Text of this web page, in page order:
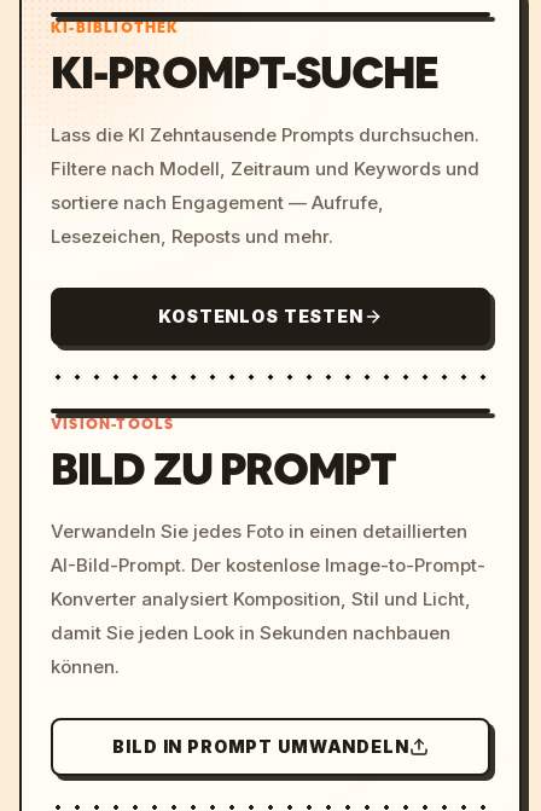
KI-BIBLIOTHEK
KI-PROMPT-SUCHE
Lass die KI Zehntausende Prompts durchsuchen.
Filtere nach Modell, Zeitraum und Keywords und
sortiere nach Engagement — Aufrufe,
Lesezeichen, Reposts und mehr.
KOSTENLOS TESTEN
c, cyberpunk sunset, neon
colors, 8k --v 6.0
VISION-TOOLS
BILD ZU PROMPT
Verwandeln Sie jedes Foto in einen detaillierten
AI-Bild-Prompt. Der kostenlose Image-to-Prompt-
Konverter analysiert Komposition, Stil und Licht,
damit Sie jeden Look in Sekunden nachbauen
können.
BILD IN PROMPT UMWANDELN